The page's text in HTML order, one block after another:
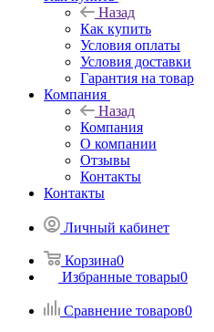
Назад
Как купить
Условия оплаты
Условия доставки
Гарантия на товар
Компания
Назад
Компания
О компании
Отзывы
Контакты
Контакты
Личный кабинет
Корзина0
Избранные товары0
Сравнение товаров0